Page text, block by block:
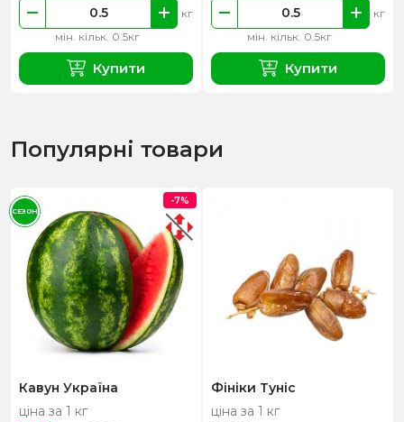
мін. кільк. 0.5кг
кг
Купити
мін. кільк. 0.5кг
кг
Купити
Популярні товари
Кавун Україна
ціна за 1 кг
-7%
СЕЗОН
Фініки Туніс
ціна за 1 кг